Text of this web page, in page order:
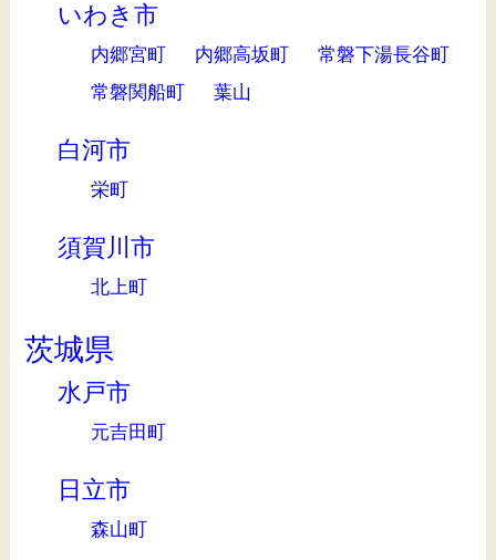
いわき市
内郷宮町 内郷高坂町
常磐下湯長谷町
常磐関船町
葉山
白河市
栄町
須賀川市
北上町
茨城県
水戸市
元吉田町
日立市
森山町